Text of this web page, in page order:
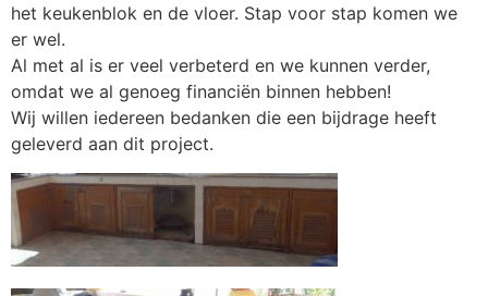
het keukenblok en de vloer. Stap voor stap komen we
er wel.
Al met al is er veel verbeterd en we kunnen verder,
omdat we al genoeg financiën binnen hebben!
Wij willen iedereen bedanken die een bijdrage heeft
geleverd aan dit project.